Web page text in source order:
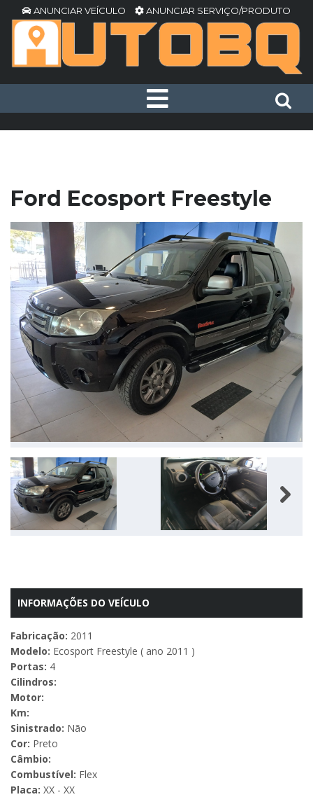
ANUNCIAR VEÍCULO ANUNCIAR SERVIÇO/PRODUTO
Ford Ecosport Freestyle
Next
INFORMAÇÕES DO VEÍCULO
Fabricação: 2011
Modelo: Ecosport Freestyle ( ano 2011 )
Portas: 4
Cilindros:
Motor:
Km:
Sinistrado: Não
Cor: Preto
Câmbio:
Combustível: Flex
Placa: XX - XX